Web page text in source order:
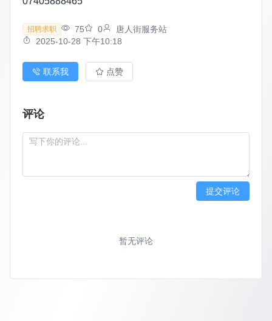
招聘求职 75 0
唐人街服务站
2025-10-28 下午10:18
联系我 点赞
评论
提交评论
暂无评论